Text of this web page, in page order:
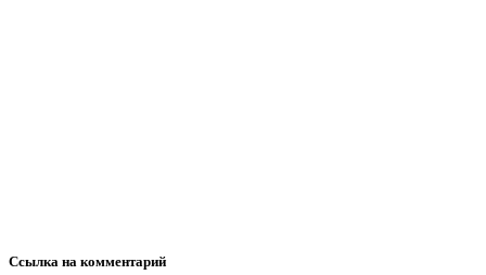
Ссылка на комментарий